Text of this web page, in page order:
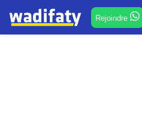
Rejoindre